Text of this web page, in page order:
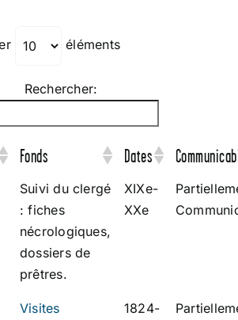
éléments
Rechercher:
Fonds Dates
Suivi du clergé
: fiches
nécrologiques,
dossiers de
prêtres.
XIXe-
XXe
Visites
1824-